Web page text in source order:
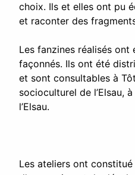
choix. Ils et elles ont pu
et raconter des
Les fanzines réalisés ont
façonnés. Ils ont été
et sont consultables à
socioculturel de l’Elsau,
l’Elsau.
Les ateliers ont